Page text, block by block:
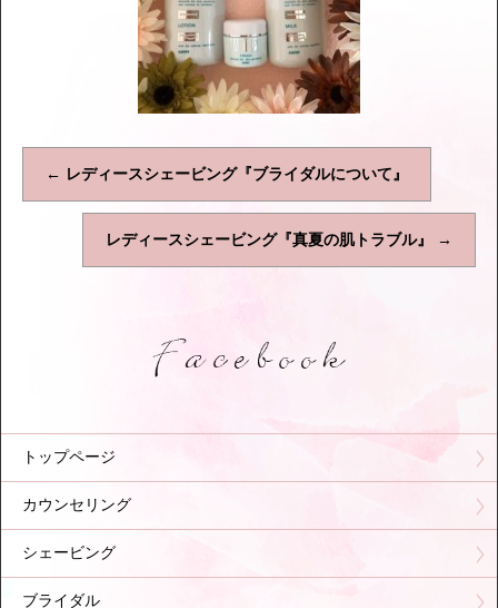
← レディースシェービング『ブライダルについて』
レディースシェービング『真夏の肌トラブル』 →
トップページ
カウンセリング
シェービング
ブライダル